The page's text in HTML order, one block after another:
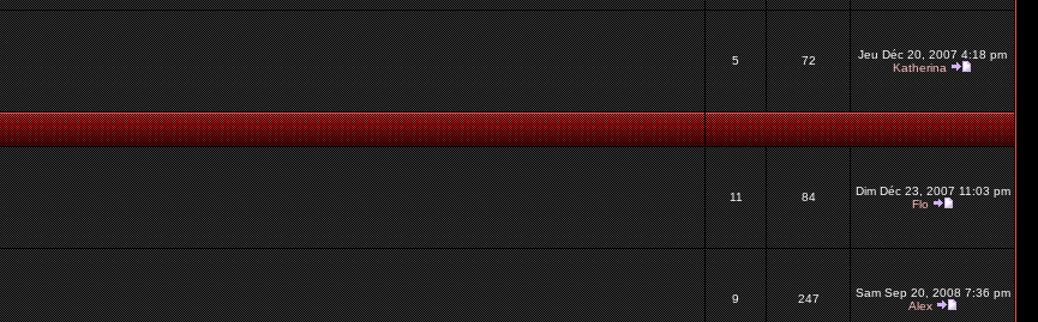
5 72
Jeu Déc 20, 2007 4:18 pm
Katherina
11 84
Dim Déc 23, 2007 11:03 pm
Flo
9 247
Sam Sep 20, 2008 7:36 pm
Alex